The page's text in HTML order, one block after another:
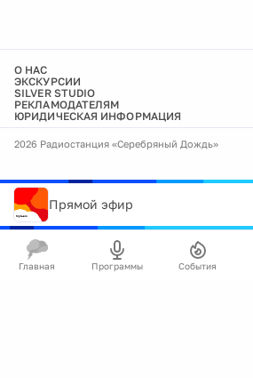
О НАС
ЭКСКУРСИИ
SILVER STUDIO
РЕКЛАМОДАТЕЛЯМ
ЮРИДИЧЕСКАЯ ИНФОРМАЦИЯ
2026 Радиостанция «Серебряный Дождь»
Прямой эфир
Главная Программы События